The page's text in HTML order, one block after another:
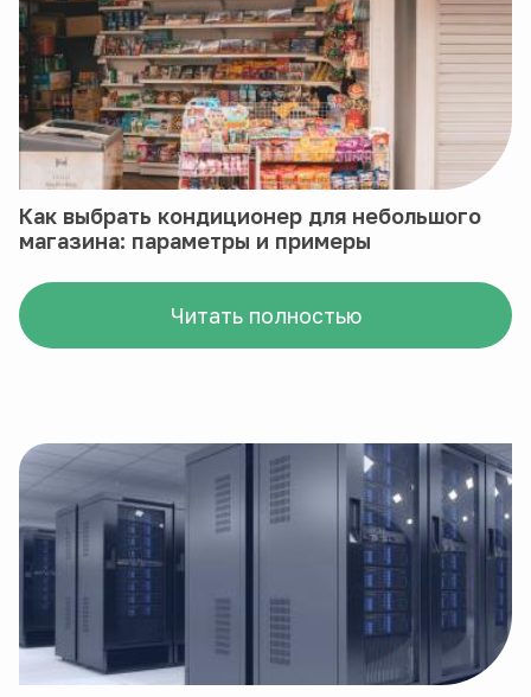
Как выбрать кондиционер для небольшого
магазина: параметры и примеры
Читать полностью